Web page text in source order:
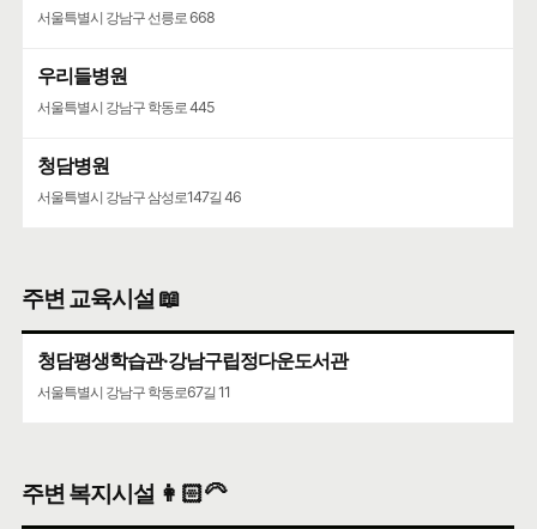
서울특별시 강남구 선릉로 668
우리들병원
서울특별시 강남구 학동로 445
청담병원
서울특별시 강남구 삼성로147길 46
주변 교육시설 📖
청담평생학습관·강남구립정다운도서관
서울특별시 강남구 학동로67길 11
주변 복지시설 👩🏻‍🦳